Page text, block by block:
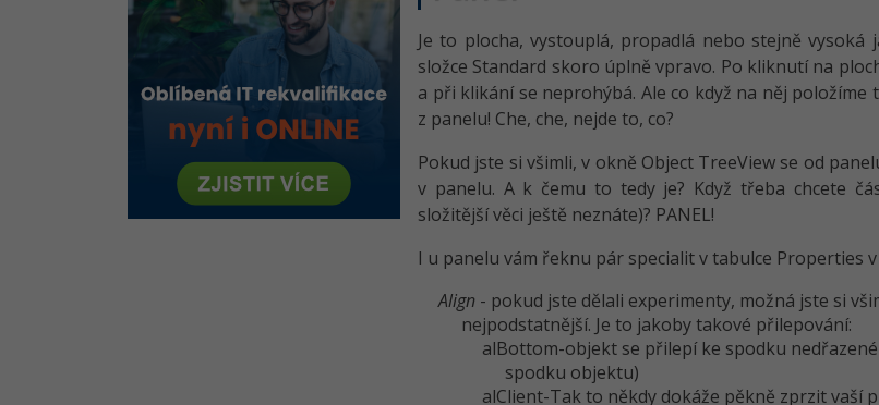
Je to plocha, vystouplá, propadlá nebo stejně
složce Standard skoro úplně vpravo. Po kliknutí na
a při klikání se neprohýbá. Ale co když na něj
z panelu! Che, che, nejde to, co?
Pokud jste si všimli, v okně Object TreeView se od
v panelu. A k čemu to tedy je? Když třeba chcete
složitější věci ještě neznáte)? PANEL!
I u panelu vám řeknu pár specialit v tabulce Properties
Align - pokud jste dělali experimenty, možná jste si
nejpodstatnější. Je to jakoby takové přilepování:
alBottom-objekt se přilepí ke spodku
spodku objektu)
alClient-Tak to někdy dokáže pěkně zprzit vaší